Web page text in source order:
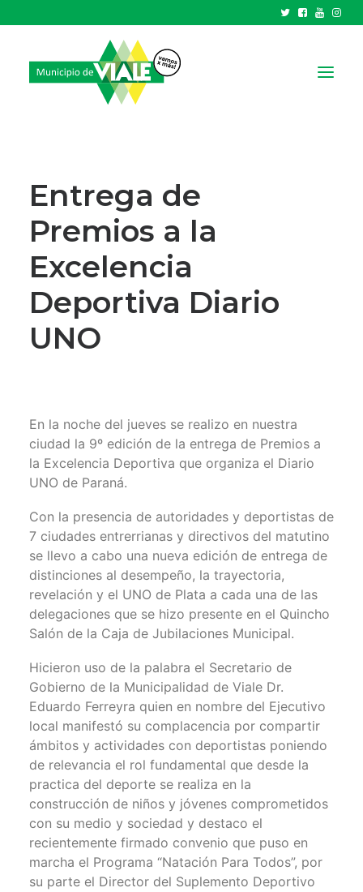
HCD
TRÁMITES Y SERVICIOS
CIUDAD
RECAUDACIONES
Entrega de
Premios a la
Excelencia
Deportiva Diario
UNO
En la noche del jueves se realizo en nuestra
ciudad la 9º edición de la entrega de Premios a
la Excelencia Deportiva que organiza el Diario
UNO de Paraná.
Con la presencia de autoridades y deportistas de
7 ciudades entrerrianas y directivos del matutino
se llevo a cabo una nueva edición de entrega de
distinciones al desempeño, la trayectoria,
revelación y el UNO de Plata a cada una de las
delegaciones que se hizo presente en el Quincho
Salón de la Caja de Jubilaciones Municipal.
Hicieron uso de la palabra el Secretario de
Gobierno de la Municipalidad de Viale Dr.
Eduardo Ferreyra quien en nombre del Ejecutivo
local manifestó su complacencia por compartir
ámbitos y actividades con deportistas poniendo
de relevancia el rol fundamental que desde la
practica del deporte se realiza en la
construcción de niños y jóvenes comprometidos
con su medio y sociedad y destaco el
recientemente firmado convenio que puso en
marcha el Programa “Natación Para Todos”, por
su parte el Director del Suplemento Deportivo